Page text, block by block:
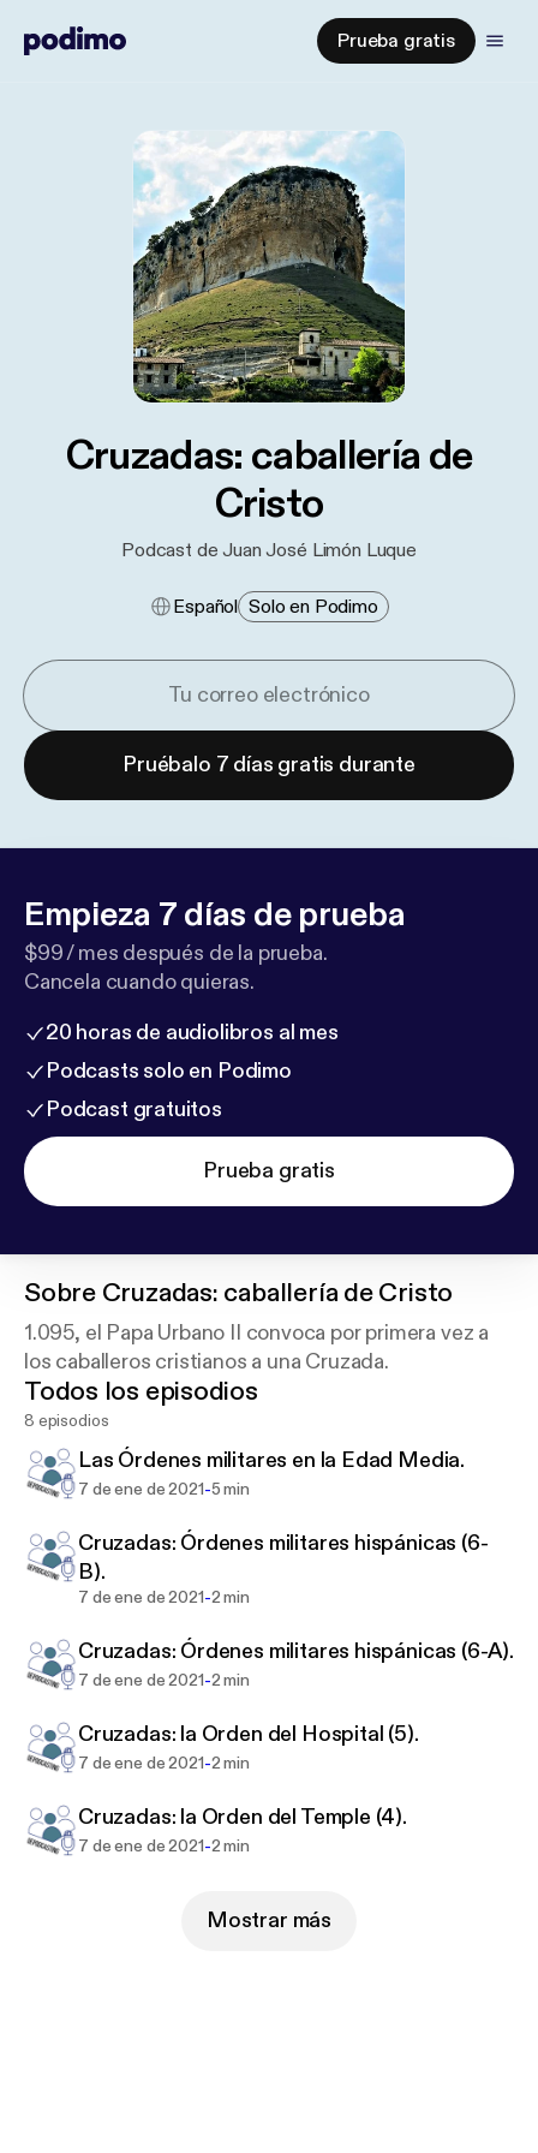
Prueba gratis
Cruzadas: caballería de
Cristo
Podcast de Juan José Limón Luque
Español Solo en Podimo
Pruébalo 7 días gratis durante
Empieza 7 días de prueba
$99 / mes después de la prueba.
Cancela cuando quieras.
20 horas de audiolibros al mes
Podcasts solo en Podimo
Podcast gratuitos
Prueba gratis
Sobre Cruzadas: caballería de Cristo
1.095, el Papa Urbano II convoca por primera vez a
los caballeros cristianos a una Cruzada.
Todos los episodios
8 episodios
Las Órdenes militares en la Edad Media.
7 de ene de 2021-5 min
Cruzadas: Órdenes militares hispánicas (6-
B).
7 de ene de 2021-2 min
Cruzadas: Órdenes militares hispánicas (6-A).
7 de ene de 2021-2 min
Cruzadas: la Orden del Hospital (5).
7 de ene de 2021-2 min
Cruzadas: la Orden del Temple (4).
7 de ene de 2021-2 min
Mostrar más